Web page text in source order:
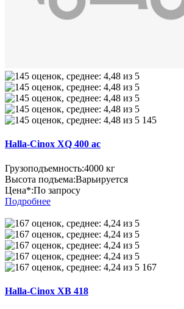
145
Halla-Cinox XQ 400 ac
Грузоподъемность:4000 кг
Высота подъема:Варьируется
Цена*:По запросу
Подробнее
167
Halla-Cinox XB 418